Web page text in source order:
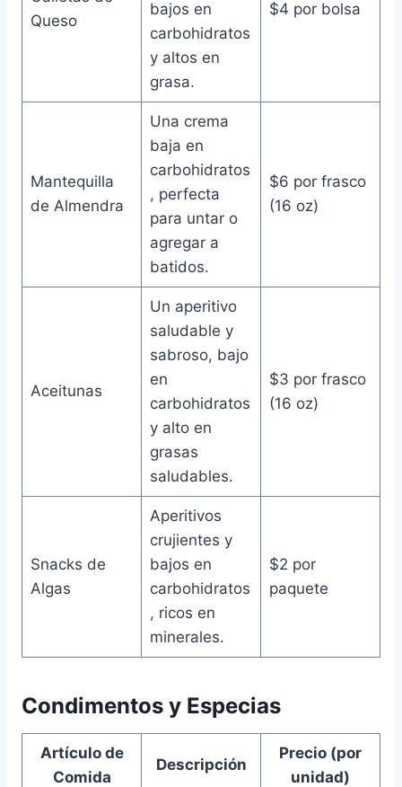
Queso
bajos en
carbohidratos
y altos en
grasa.
$4 por bolsa
Mantequilla
de Almendra
Una crema
baja en
carbohidratos
, perfecta
para untar o
agregar a
batidos.
$6 por frasco
(16 oz)
Aceitunas
Un aperitivo
saludable y
sabroso, bajo
en
carbohidratos
y alto en
grasas
saludables.
$3 por frasco
(16 oz)
Snacks de
Algas
Aperitivos
crujientes y
bajos en
carbohidratos
, ricos en
minerales.
$2 por
paquete
Condimentos y Especias
Artículo de
Comida
Descripción
Precio (por
unidad)